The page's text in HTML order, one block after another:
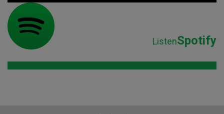
ListenSpotify